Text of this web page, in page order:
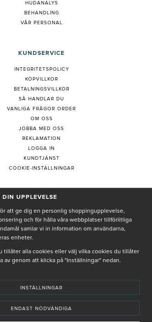
HUDANALYS
BEHANDLING
VÅR PERSONAL
KUNDSERVICE
INTEGRITETSPOLICY
KÖPVILLKOR
BETALNINGSVILLKOR
SÅ HANDLAR DU
VANLIGA FRÅGOR ORDER
OM OSS
JOBBA MED OSS
REKLAMATION
LOGGA IN
KUNDTJÄNST
COOKIE-INSTÄLLNINGAR
PÅ NYHETSBREV
e-post, accepterar jag Seth och Sallyintegritetspolicy
matar in kommer endast användas till våra nyhetsbrev.
UPPLEVELSE
att ge dig en personlig shoppingupplevelse,
och för hålla våra webbplatser tillförlitliga
samlar vi in information om användarna,
enheter.
tillåter alla cookies eller välj vilka cookies du tillåter
av genom att klicka på "Inställningar" nedan.
INSTÄLLNINGAR
ENDAST NÖDVÄNDIGA